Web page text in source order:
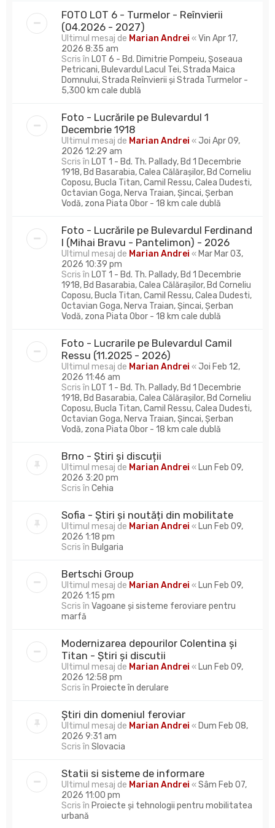
FOTO LOT 6 - Turmelor - Reînvierii
(04.2026 - 2027)
Ultimul mesaj de Marian Andrei «Vin Apr 17,
2026 8:35 am
Scris în LOT 6 - Bd. Dimitrie Pompeiu, Șoseaua
Petricani, Bulevardul Lacul Tei, Strada Maica
Domnului, Strada Reînvierii și Strada Turmelor -
5,300 km cale dublă
Foto - Lucrările pe Bulevardul 1
Decembrie 1918
Ultimul mesaj de Marian Andrei « Joi Apr 09,
2026 12:29 am
Scris în LOT 1 - Bd. Th. Pallady, Bd 1 Decembrie
1918, Bd Basarabia, Calea Călărașilor, Bd Corneliu
Coposu, Bucla Titan, Camil Ressu, Calea Dudesti,
Octavian Goga, Nerva Traian, Șincai, Șerban
Vodă, zona Piata Obor - 18 km cale dublă
Foto - Lucrările pe Bulevardul Ferdinand
I (Mihai Bravu - Pantelimon) - 2026
Ultimul mesaj de Marian Andrei « Mar Mar 03,
2026 10:39 pm
Scris în LOT 1 - Bd. Th. Pallady, Bd 1 Decembrie
1918, Bd Basarabia, Calea Călărașilor, Bd Corneliu
Coposu, Bucla Titan, Camil Ressu, Calea Dudesti,
Octavian Goga, Nerva Traian, Șincai, Șerban
Vodă, zona Piata Obor - 18 km cale dublă
Foto - Lucrarile pe Bulevardul Camil
Ressu (11.2025 - 2026)
Ultimul mesaj de Marian Andrei « Joi Feb 12,
2026 11:46 am
Scris în LOT 1 - Bd. Th. Pallady, Bd 1 Decembrie
1918, Bd Basarabia, Calea Călărașilor, Bd Corneliu
Coposu, Bucla Titan, Camil Ressu, Calea Dudesti,
Octavian Goga, Nerva Traian, Șincai, Șerban
Vodă, zona Piata Obor - 18 km cale dublă
Brno - Știri și discuții
Ultimul mesaj de Marian Andrei « Lun Feb 09,
2026 3:20 pm
Scris în Cehia
Sofia - Știri și noutăți din mobilitate
Ultimul mesaj de Marian Andrei « Lun Feb 09,
2026 1:18 pm
Scris în Bulgaria
Bertschi Group
Ultimul mesaj de Marian Andrei « Lun Feb 09,
2026 1:15 pm
Scris în Vagoane și sisteme feroviare pentru
marfă
Modernizarea depourilor Colentina și
Titan - Știri și discutii
Ultimul mesaj de Marian Andrei « Lun Feb 09,
2026 12:58 pm
Scris în Proiecte în derulare
Știri din domeniul feroviar
Ultimul mesaj de Marian Andrei « Dum Feb 08,
2026 9:31 am
Scris în Slovacia
Statii si sisteme de informare
Ultimul mesaj de Marian Andrei «Sâm Feb 07,
2026 11:00 pm
Scris în Proiecte și tehnologii pentru mobilitatea
urbană